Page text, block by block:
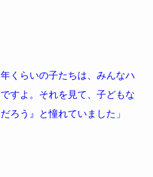
くらいの子たちは、みんなハ
すよ。それを見て、子どもな
ろう』と憧れていました」